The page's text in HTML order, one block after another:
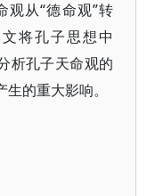
观从“德命观”转
将孔子思想中
析孔子天命观的
的重大影响。